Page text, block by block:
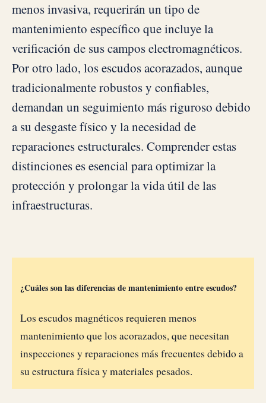
menos invasiva, requerirán un tipo de
mantenimiento específico que incluye la
verificación de sus campos electromagnéticos.
Por otro lado, los escudos acorazados, aunque
tradicionalmente robustos y confiables,
demandan un seguimiento más riguroso debido
a su desgaste físico y la necesidad de
reparaciones estructurales. Comprender estas
distinciones es esencial para optimizar la
protección y prolongar la vida útil de las
infraestructuras.
¿Cuáles son las diferencias de mantenimiento entre escudos?
Los escudos magnéticos requieren menos
mantenimiento que los acorazados, que necesitan
inspecciones y reparaciones más frecuentes debido a
su estructura física y materiales pesados.